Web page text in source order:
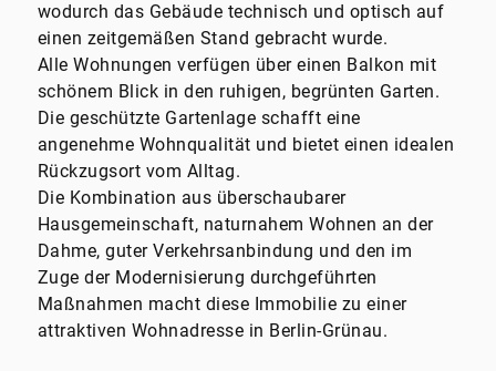
wodurch das Gebäude technisch und optisch auf
einen zeitgemäßen Stand gebracht wurde.
Alle Wohnungen verfügen über einen Balkon mit
schönem Blick in den ruhigen, begrünten Garten.
Die geschützte Gartenlage schafft eine
angenehme Wohnqualität und bietet einen idealen
Rückzugsort vom Alltag.
Die Kombination aus überschaubarer
Hausgemeinschaft, naturnahem Wohnen an der
Dahme, guter Verkehrsanbindung und den im
Zuge der Modernisierung durchgeführten
Maßnahmen macht diese Immobilie zu einer
attraktiven Wohnadresse in Berlin-Grünau.